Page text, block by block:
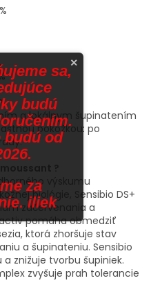
a lokálnym šupinatením
pokožkou: po
?
výskumu
biológie, Sensibio DS+
začervenania a
pomáha obmedziť
ktorá zhoršuje stav
a šupinateniu. Sensibio
znižuje tvorbu šupiniek.
zvyšuje prah tolerancie
×
sa,
budú
budú od
za
iliek